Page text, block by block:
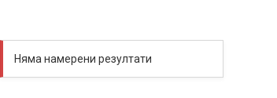
Няма намерени резултати